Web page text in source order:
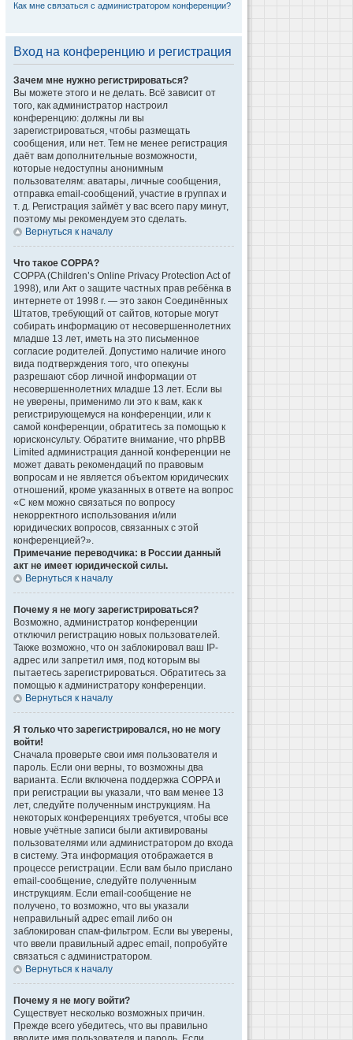
Как мне связаться с администратором конференции?
Вход на конференцию и регистрация
Зачем мне нужно регистрироваться?
Вы можете этого и не делать. Всё зависит от
того, как администратор настроил
конференцию: должны ли вы
зарегистрироваться, чтобы размещать
сообщения, или нет. Тем не менее регистрация
даёт вам дополнительные возможности,
которые недоступны анонимным
пользователям: аватары, личные сообщения,
отправка email-сообщений, участие в группах и
т. д. Регистрация займёт у вас всего пару минут,
поэтому мы рекомендуем это сделать.
Вернуться к началу
Что такое COPPA?
COPPA (Children’s Online Privacy Protection Act of
1998), или Акт о защите частных прав ребёнка в
интернете от 1998 г. — это закон Соединённых
Штатов, требующий от сайтов, которые могут
собирать информацию от несовершеннолетних
младше 13 лет, иметь на это письменное
согласие родителей. Допустимо наличие иного
вида подтверждения того, что опекуны
разрешают сбор личной информации от
несовершеннолетних младше 13 лет. Если вы
не уверены, применимо ли это к вам, как к
регистрирующемуся на конференции, или к
самой конференции, обратитесь за помощью к
юрисконсульту. Обратите внимание, что phpBB
Limited администрация данной конференции не
может давать рекомендаций по правовым
вопросам и не является объектом юридических
отношений, кроме указанных в ответе на вопрос
«С кем можно связаться по вопросу
некорректного использования и/или
юридических вопросов, связанных с этой
конференцией?».
Примечание переводчика: в России данный
акт не имеет юридической силы.
Вернуться к началу
Почему я не могу зарегистрироваться?
Возможно, администратор конференции
отключил регистрацию новых пользователей.
Также возможно, что он заблокировал ваш IP-
адрес или запретил имя, под которым вы
пытаетесь зарегистрироваться. Обратитесь за
помощью к администратору конференции.
Вернуться к началу
Я только что зарегистрировался, но не могу
войти!
Сначала проверьте свои имя пользователя и
пароль. Если они верны, то возможны два
варианта. Если включена поддержка COPPA и
при регистрации вы указали, что вам менее 13
лет, следуйте полученным инструкциям. На
некоторых конференциях требуется, чтобы все
новые учётные записи были активированы
пользователями или администратором до входа
в систему. Эта информация отображается в
процессе регистрации. Если вам было прислано
email-сообщение, следуйте полученным
инструкциям. Если email-сообщение не
получено, то возможно, что вы указали
неправильный адрес email либо он
заблокирован спам-фильтром. Если вы уверены,
что ввели правильный адрес email, попробуйте
связаться с администратором.
Вернуться к началу
Почему я не могу войти?
Существует несколько возможных причин.
Прежде всего убедитесь, что вы правильно